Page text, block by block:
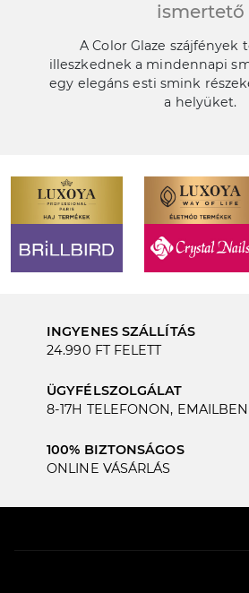
ismertető
A Color Glaze szájfények
illeszkednek a mindennapi
egy elegáns esti smink
a helyüket.
INGYENES SZÁLLÍTÁS
24.990 FT FELETT
ÜGYFÉLSZOLGÁLAT
8-17H TELEFONON, EMAILBEN
100% BIZTONSÁGOS
ONLINE VÁSÁRLÁS